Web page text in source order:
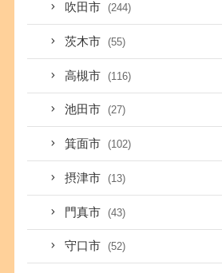
吹田市 (244)
茨木市 (55)
高槻市 (116)
池田市 (27)
箕面市 (102)
摂津市 (13)
門真市 (43)
守口市 (52)